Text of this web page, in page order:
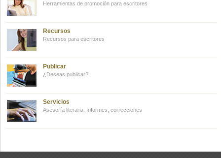
Herramientas de promoción para escritores
Recursos
Recursos para escritores
Publicar
¿Deseas publicar?
Servicios
Asesoría literaria. Informes, correcciones